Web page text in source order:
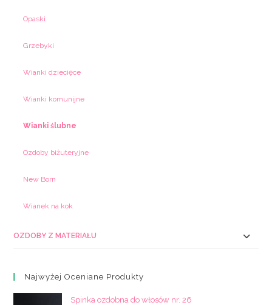
Opaski
Grzebyki
Wianki dziecięce
Wianki komunijne
Wianki ślubne
Ozdoby biżuteryjne
New Born
Wianek na kok
OZDOBY Z MATERIAŁU
Najwyżej Oceniane Produkty
Spinka ozdobna do włosów nr. 26